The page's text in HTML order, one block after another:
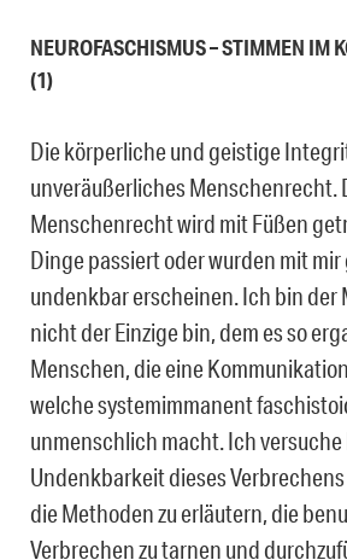
NEUROFASCHISMUS – STIMMEN IM
(1)
Die körperliche und geistige
unveräußerliches Menschenrecht.
Menschenrecht wird mit Füßen
Dinge passiert oder wurden mit
undenkbar erscheinen. Ich bin der
nicht der Einzige bin, dem es so
Menschen, die eine
welche systemimmanent
unmenschlich macht. Ich
Undenkbarkeit dieses
die Methoden zu erläutern, die
Verbrechen zu tarnen und